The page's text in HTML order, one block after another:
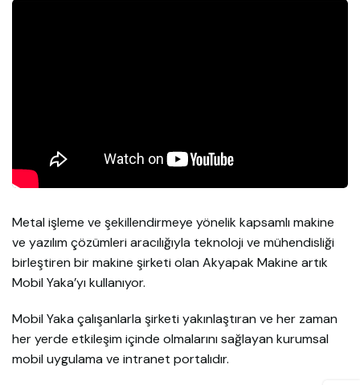
Metal işleme ve şekillendirmeye yönelik kapsamlı makine
ve yazılım çözümleri aracılığıyla teknoloji ve mühendisliği
birleştiren bir makine şirketi olan Akyapak Makine artık
Mobil Yaka’yı kullanıyor.
Mobil Yaka çalışanlarla şirketi yakınlaştıran ve her zaman
her yerde etkileşim içinde olmalarını sağlayan kurumsal
mobil uygulama ve intranet portalıdır.